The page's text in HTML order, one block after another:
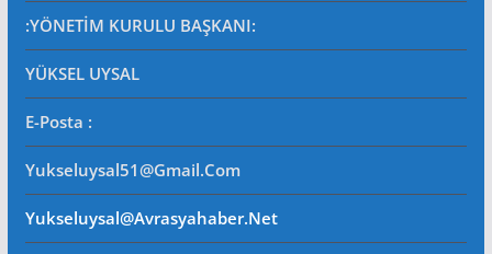
:YÖNETİM KURULU BAŞKANI:
YÜKSEL UYSAL
E-Posta :
Yukseluysal51@gmail.com
Yukseluysal@avrasyahaber.net